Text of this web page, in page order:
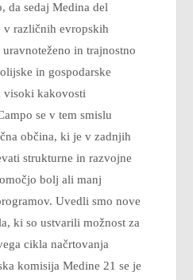
da sedaj Medina del
v različnih evropskih
in trajnostno
in gospodarske
kakovosti
se v tem smislu
občina, ki je v zadnjih
strukturne in razvojne
bolj ali manj
Uvedli smo nove
ki so ustvarili možnost za
cikla načrtovanja
komisija Medine 21 se je